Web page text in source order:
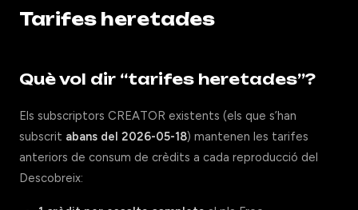
Tarifes heretades
Què vol dir “tarifes heretades”?
Els subscriptors CREATOR existents (els que s’han
subscrit abans del 2026-05-18) mantenen les tarifes
anteriors de consum de crèdits a cada reproducció del
Descobreix: